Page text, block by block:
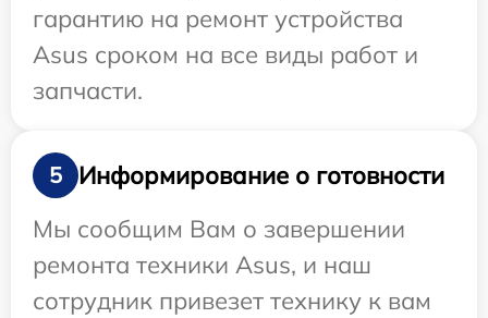
гарантию на ремонт устройства
Asus сроком на все виды работ и
запчасти.
5
Информирование о готовности
Мы сообщим Вам о завершении
ремонта техники Asus, и наш
сотрудник привезет технику к вам